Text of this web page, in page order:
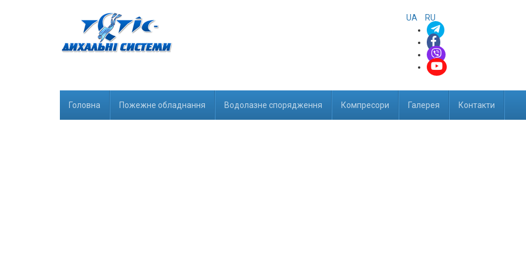
UA RU
Головна Пожежне обладнання Водолазне спорядження Компресори Галерея Контакти